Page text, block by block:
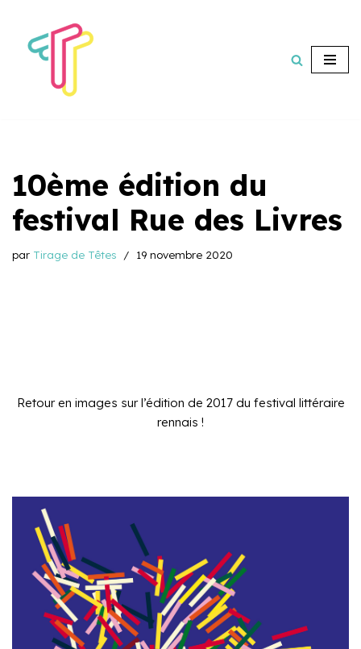
Aller
contenu
10ème édition du
festival Rue des Livres
par Tirage de Têtes 19 novembre 2020
Retour en images sur l’édition de 2017 du festival littéraire
rennais !